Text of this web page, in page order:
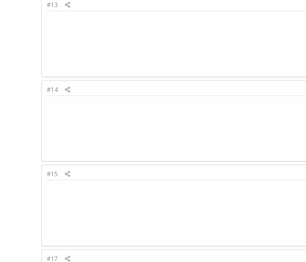
#13
#14
#15
#17